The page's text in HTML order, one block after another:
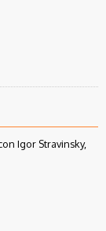
Igor Stravinsky,